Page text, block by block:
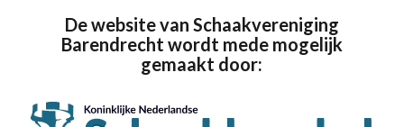
De website van Schaakvereniging
Barendrecht wordt mede mogelijk
gemaakt door: